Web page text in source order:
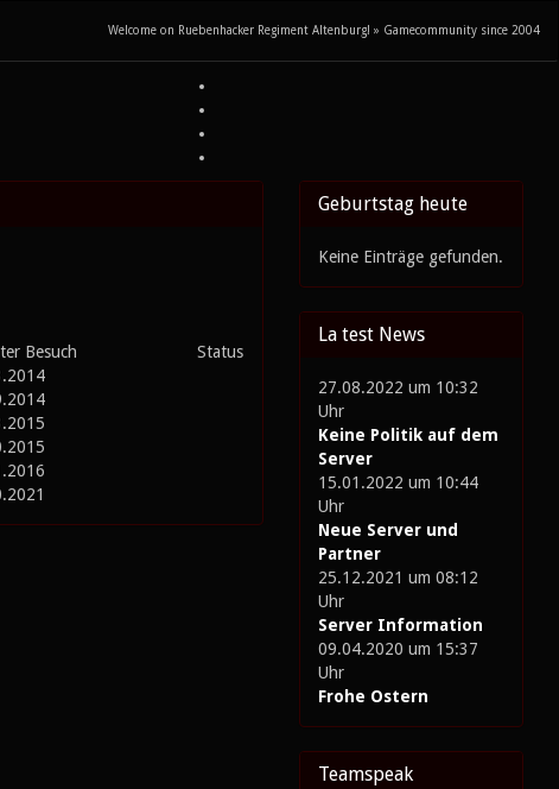
Welcome on Ruebenhacker Regiment Altenburg! » Gamecommunity since 2004
Besuch
Status
Geburtstag heute
Keine Einträge gefunden.
La test News
27.08.2022 um 10:32
Uhr
Keine Politik auf dem
Server
15.01.2022 um 10:44
Uhr
Neue Server und
Partner
25.12.2021 um 08:12
Uhr
Server Information
09.04.2020 um 15:37
Uhr
Frohe Ostern
Teamspeak